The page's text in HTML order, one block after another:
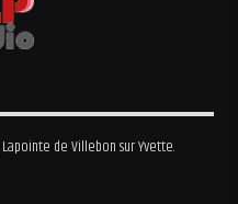
de Villebon sur Yvette.